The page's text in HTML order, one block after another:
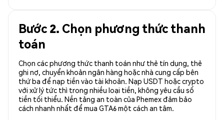
Bước 2. Chọn phương thức thanh
toán
Chọn các phương thức thanh toán như thẻ tín dụng, thẻ
ghi nợ, chuyển khoản ngân hàng hoặc nhà cung cấp bên
thứ ba để nạp tiền vào tài khoản. Nạp USDT hoặc crypto
với xử lý tức thì trong nhiều loại tiền, không yêu cầu số
tiền tối thiểu. Nền tảng an toàn của Phemex đảm bảo
cách nhanh nhất để mua GTA6 một cách an tâm.